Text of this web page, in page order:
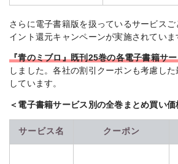
さらに電子書籍版を扱っているサービス
イント還元キャンペーンが実施されていま
『青のミブロ』既刊25巻の各電子書籍サ
しました。各社の割引クーポンも考慮し
しています。
＜電子書籍サービス別の全巻まとめ買い価
サービス名 クーポン